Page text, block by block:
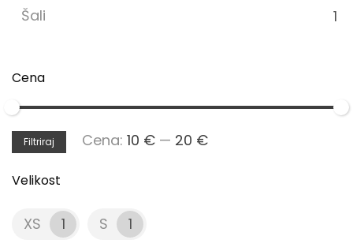
Šali
1
Cena
Min
Max
Filtriraj Cena: 10 € — 20 €
Velikost
XS 1 S 1